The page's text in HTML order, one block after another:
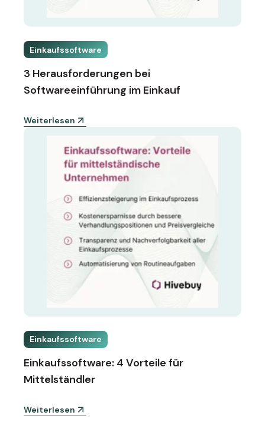
Einkaufssoftware
3 Herausforderungen bei
Softwareeinführung im Einkauf
Weiterlesen
Einkaufssoftware
Einkaufssoftware: 4 Vorteile für
Mittelständler
Weiterlesen